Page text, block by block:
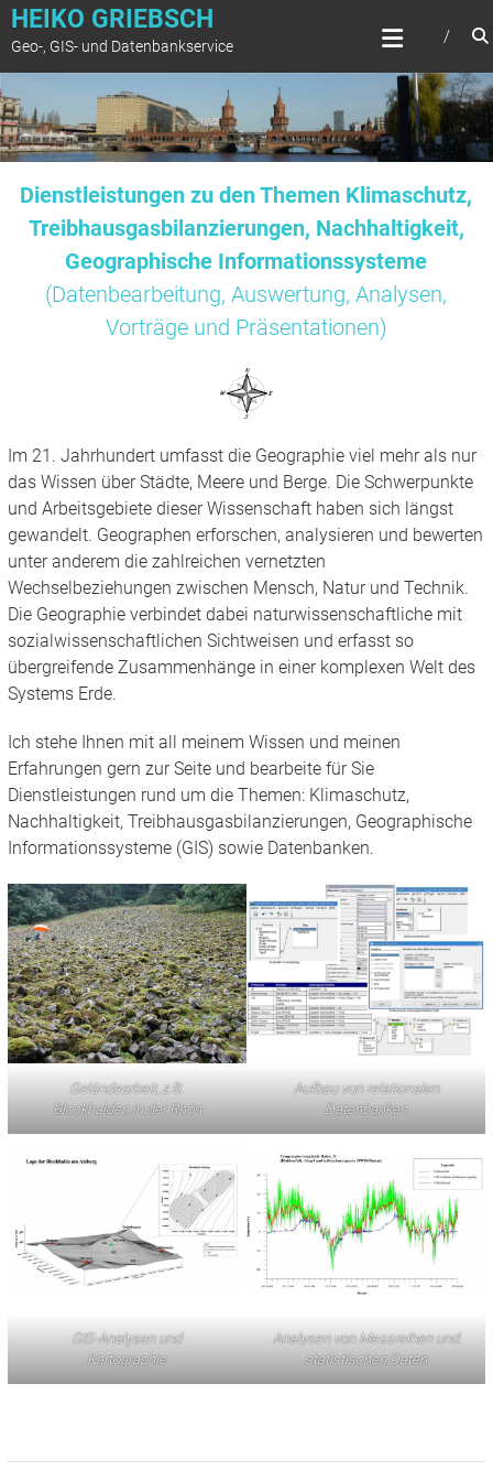
Zum
springen
HEIKO GRIEBSCH
Geo-, GIS- und Datenbankservice
Dienstleistungen zu den Themen Klimaschutz,
Treibhausgasbilanzierungen, Nachhaltigkeit,
Geographische Informationssysteme
(Datenbearbeitung, Auswertung, Analysen,
Vorträge und Präsentationen)
Im 21. Jahrhundert umfasst die Geographie viel mehr als nur
das Wissen über Städte, Meere und Berge. Die Schwerpunkte
und Arbeitsgebiete dieser Wissenschaft haben sich längst
gewandelt. Geographen erforschen, analysieren und bewerten
unter anderem die zahlreichen vernetzten
Wechselbeziehungen zwischen Mensch, Natur und Technik.
Die Geographie verbindet dabei naturwissenschaftliche mit
sozialwissenschaftlichen Sichtweisen und erfasst so
übergreifende Zusammenhänge in einer komplexen Welt des
Systems Erde.
Ich stehe Ihnen mit all meinem Wissen und meinen
Erfahrungen gern zur Seite und bearbeite für Sie
Dienstleistungen rund um die Themen: Klimaschutz,
Nachhaltigkeit, Treibhausgasbilanzierungen, Geographische
Informationssysteme (GIS) sowie Datenbanken.
Geländearbeit, z.B.
Blockhalden in der Rhön
Aufbau von relationalen
Datenbanken
GIS-Analysen und
Kartographie
Analysen von Messreihen und
statistischen Daten